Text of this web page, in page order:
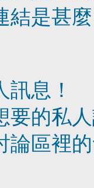
結是甚
息！
要的私
論區裡